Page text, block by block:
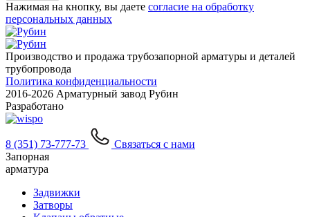
Нажимая на кнопку, вы даете согласие на обработку
персональных данных
Производство и продажа трубозапорной арматуры и деталей
трубопровода
Политика конфиденциальности
2016-2026 Арматурный завод Рубин
Разработано
8 (351) 73-777-73
Связаться с нами
Запорная
арматура
Задвижки
Затворы